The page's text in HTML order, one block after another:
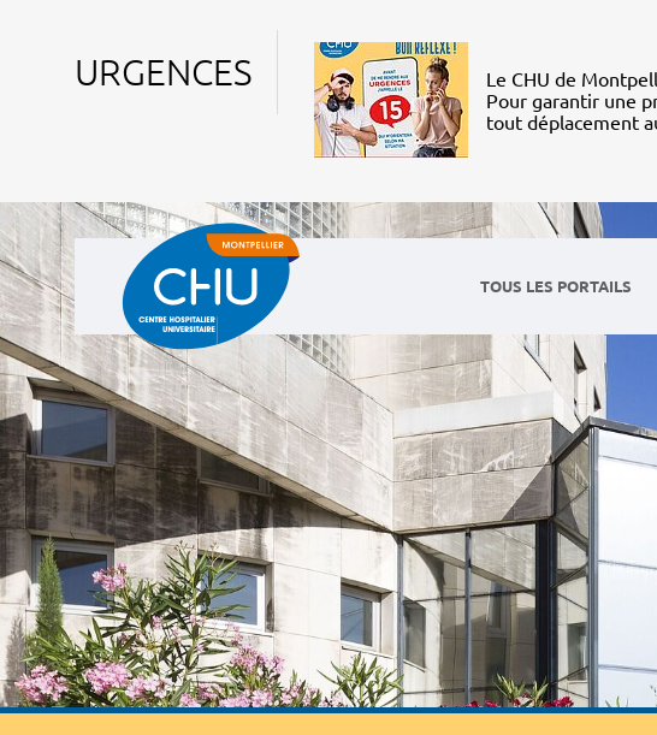
URGENCES
Le CHU de
Pour garantir une
tout déplacement
TOUS LES PORTAILS